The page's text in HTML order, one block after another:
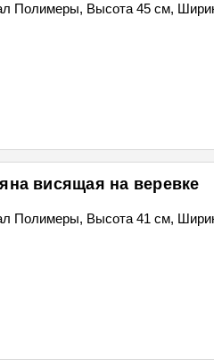
Полимеры, Высота 45 см,
висящая на веревке
Полимеры, Высота 41 см,